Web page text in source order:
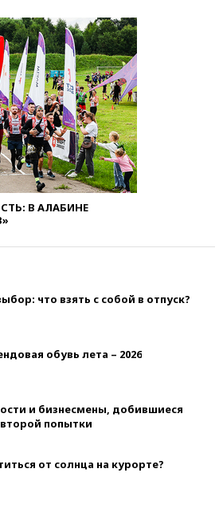
В АЛАБИНЕ
что взять с собой в отпуск?
обувь лета – 2026
и бизнесмены, добившиеся
второй попытки
от солнца на курорте?